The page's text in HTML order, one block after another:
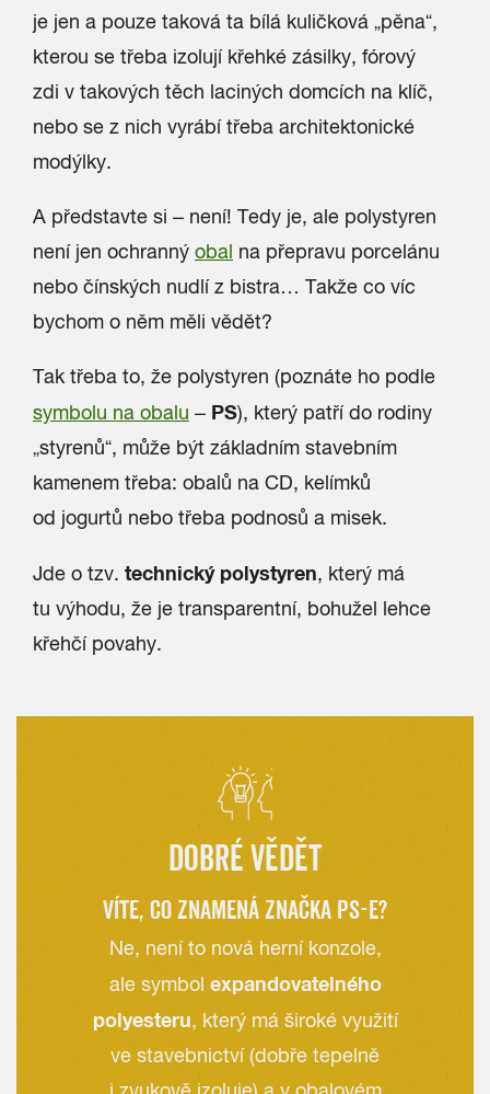
je jen a pouze taková ta bílá kuličková „pěna“,
kterou se třeba izolují křehké zásilky, fórový
zdi v takových těch laciných domcích na klíč,
nebo se z nich vyrábí třeba architektonické
modýlky.
A představte si – není! Tedy je, ale polystyren
není jen ochranný obal na přepravu porcelánu
nebo čínských nudlí z bistra… Takže co víc
bychom o něm měli vědět?
Tak třeba to, že polystyren (poznáte ho podle
symbolu na obalu – PS), který patří do rodiny
„styrenů“, může být základním stavebním
kamenem třeba: obalů na CD, kelímků
od jogurtů nebo třeba podnosů a misek.
Jde o tzv. technický polystyren, který má
tu výhodu, že je transparentní, bohužel lehce
křehčí povahy.
DOBRÉ VĚDĚT
VÍTE, CO ZNAMENÁ ZNAČKA PS-E?
Ne, není to nová herní konzole,
ale symbol expandovatelného
polyesteru, který má široké využití
ve stavebnictví (dobře tepelně